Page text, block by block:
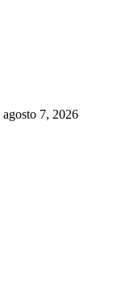
agosto 7, 2026